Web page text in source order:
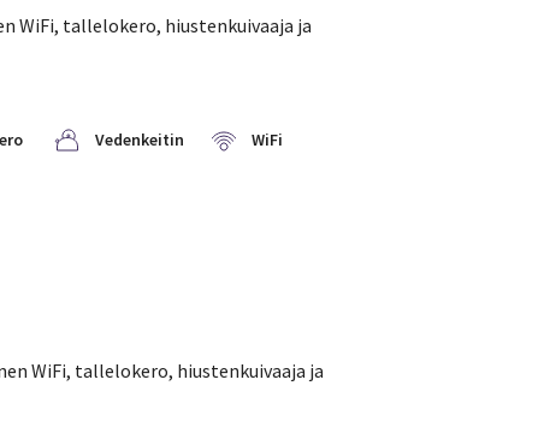
WiFi, tallelokero, hiustenkuivaaja ja
Vedenkeitin WiFi
WiFi, tallelokero, hiustenkuivaaja ja